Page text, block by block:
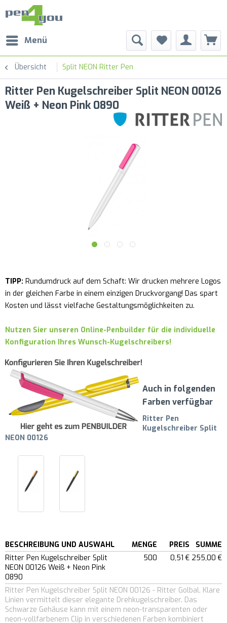
Menü
Übersicht Split NEON Ritter Pen
Ritter Pen Kugelschreiber Split NEON 00126
Weiß + Neon Pink 0890
TIPP: Rundumdruck auf dem Schaft: Wir drucken mehrere Logos
in der gleichen Farbe in einem einzigen Druckvorgang! Das spart
Kosten und lässt vielfache Gestaltungsmöglichkeiten zu.
Nutzen Sier unseren Online-Penbuilder für die individuelle
Konfiguration Ihres Wunsch-Kugelschreibers!
Auch in folgenden
Farben verfügbar
Ritter Pen
Kugelschreiber Split
NEON 00126
BESCHREIBUNG UND AUSWAHL MENGE PREIS
SUMME
Ritter Pen Kugelschreiber Split
NEON 00126 Weiß + Neon Pink
0890
500 0,51 € 255,00 €
Ritter Pen Kugelschreiber Split NEON 00126 - Ritter Golbal. Klare
Linien vermittelt dieser elegante Drehkugelschreiber. Das
Schwarze Gehäuse kann mit einem neon-transparenten oder
neon-vollfarbenem Clip in verschiedenen Farben kombiniert